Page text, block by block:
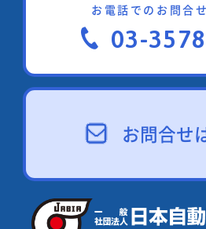
お電話でのお問合
03-
お問合せ